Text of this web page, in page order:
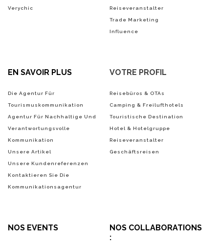
Verychic Reiseveranstalter
Trade Marketing
Influence
EN SAVOIR PLUS
Die Agentur Für
Tourismuskommunikation
Agentur Für Nachhaltige Und
Verantwortungsvolle
Kommunikation
Unsere Artikel
Unsere Kundenreferenzen
Kontaktieren Sie Die
Kommunikationsagentur
VOTRE PROFIL
Reisebüros & OTAs
Camping & Freilufthotels
Touristische Destination
Hotel & Hotelgruppe
Reiseveranstalter
Geschäftsreisen
NOS EVENTS
NOS COLLABORATIONS
: